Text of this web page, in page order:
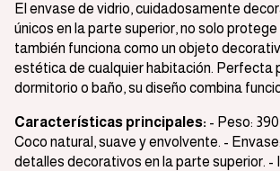
El envase de vidrio, cuidadosamente
únicos en la parte superior, no solo protege
también funciona como un objeto
estética de cualquier habitación. Perfecta
dormitorio o baño, su diseño combina
Características principales: - Peso:
Coco natural, suave y envolvente. -
detalles decorativos en la parte superior. -